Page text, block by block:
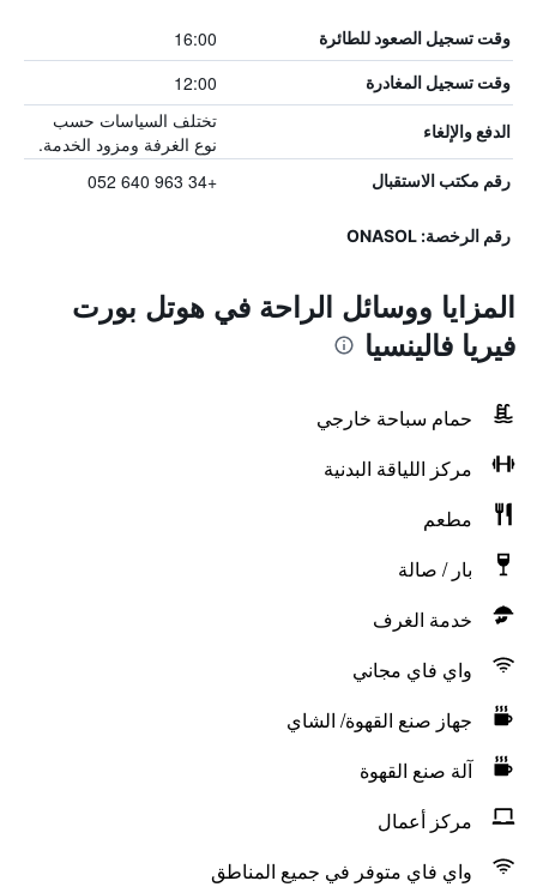
وقت تسجيل الصعود للطائرة 16:00
وقت تسجيل المغادرة 12:00
الدفع والإلغاء
تختلف السياسات حسب
نوع الغرفة ومزود الخدمة.
رقم مكتب الاستقبال +34 963 640 052
رقم الرخصة: ONASOL
المزايا ووسائل الراحة في هوتل بورت
فيريا فالينسيا
حمام سباحة خارجي
مركز اللياقة البدنية
مطعم
بار / صالة
خدمة الغرف
واي فاي مجاني
جهاز صنع القهوة/ الشاي
آلة صنع القهوة
مركز أعمال
واي فاي متوفر في جميع المناطق